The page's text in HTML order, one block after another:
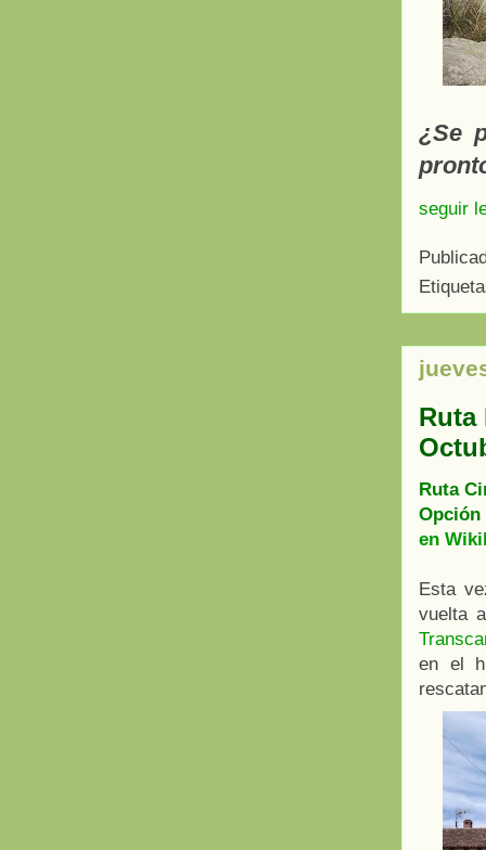
¿Se
seguir
Ruta
Ruta
Opción
en
Esta
vuelta
en el